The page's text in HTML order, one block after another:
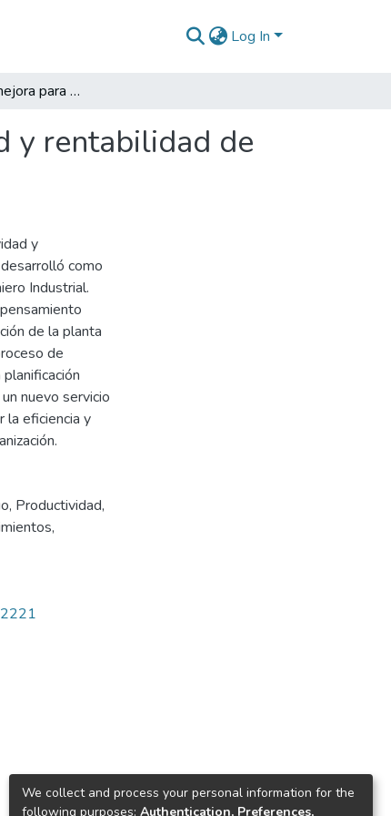
Log In
Propuesta de mejora para aumentar la productividad y rentabilidad de la Empresa Inversiones y Creaciones Rua
y rentabilidad de
y
como
Industrial.
de la planta
de
nuevo servicio
la eficiencia y
, Productividad,
,
We collect and process your personal information for the
following purposes: Authentication, Preferences,